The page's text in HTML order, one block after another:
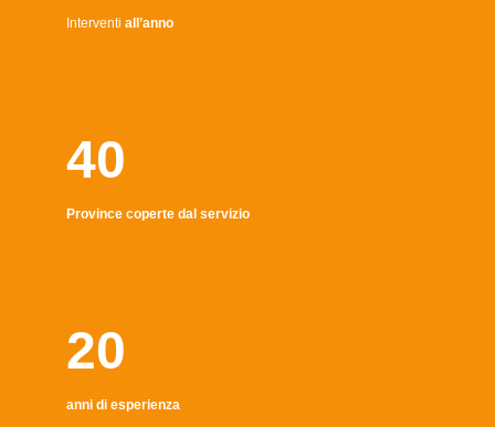
Interventi all’anno
40
Province coperte dal servizio
20
anni di esperienza